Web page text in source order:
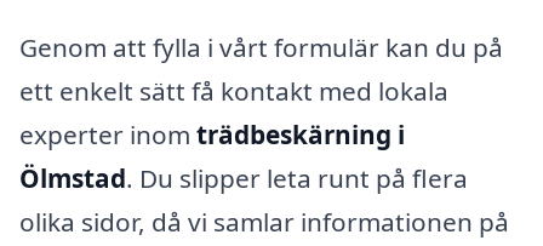
Genom att fylla i vårt formulär kan du på
ett enkelt sätt få kontakt med lokala
experter inom trädbeskärning i
Ölmstad. Du slipper leta runt på flera
olika sidor, då vi samlar informationen på